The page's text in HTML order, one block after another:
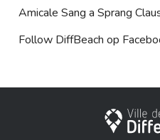
Amicale Sang a Sprang
Follow DiffBeach op
Stadt